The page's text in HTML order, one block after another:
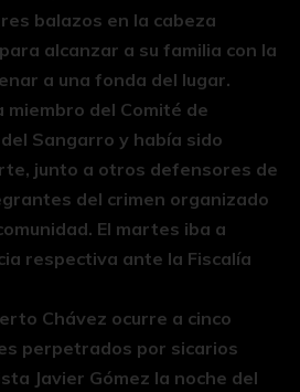
balazos en la cabeza
alcanzar a su familia con la
a una fonda del lugar.
del Comité de
Sangarro y había sido
junto a otros defensores de
del crimen organizado
El martes iba a
respectiva ante la Fiscalía
Chávez ocurre a cinco
perpetrados por sicarios
Javier Gómez la noche del